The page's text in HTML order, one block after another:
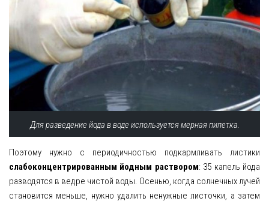
Для разведение йода в воде используется мерная пипетка.
Поэтому нужно с периодичностью подкармливать листики
слабоконцентрированным йодным раствором: 35 капель йода
разводятся в ведре чистой воды. Осенью, когда солнечных лучей
становится меньше, нужно удалить ненужные листочки, а затем